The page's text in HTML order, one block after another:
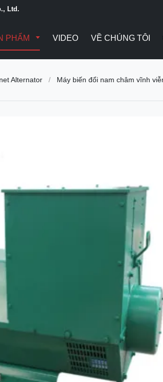
Ltd.
PHẨM VIDEO VỀ CHÚNG TÔI
Alternator / Máy biến đổi nam châm vĩnh